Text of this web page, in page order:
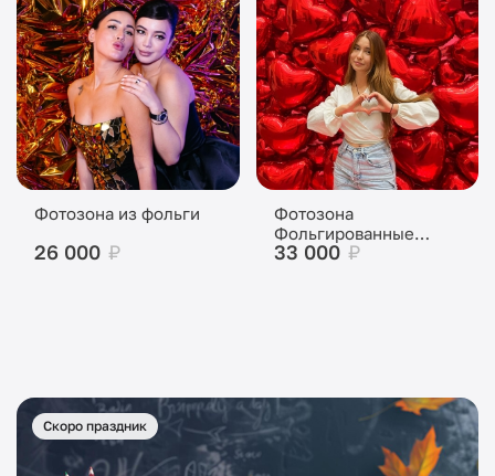
Фотозона из фольги
26 000 ₽
Фотозона
Фольгированные
сердца
33 000 ₽
Скоро праздник